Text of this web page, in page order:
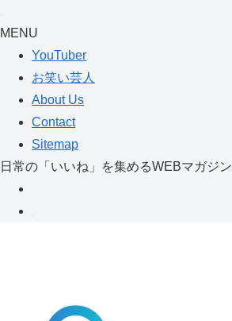
MENU
YouTuber
お笑い芸人
About Us
Contact
Sitemap
日常の「いいね」を集めるWEBマガジン